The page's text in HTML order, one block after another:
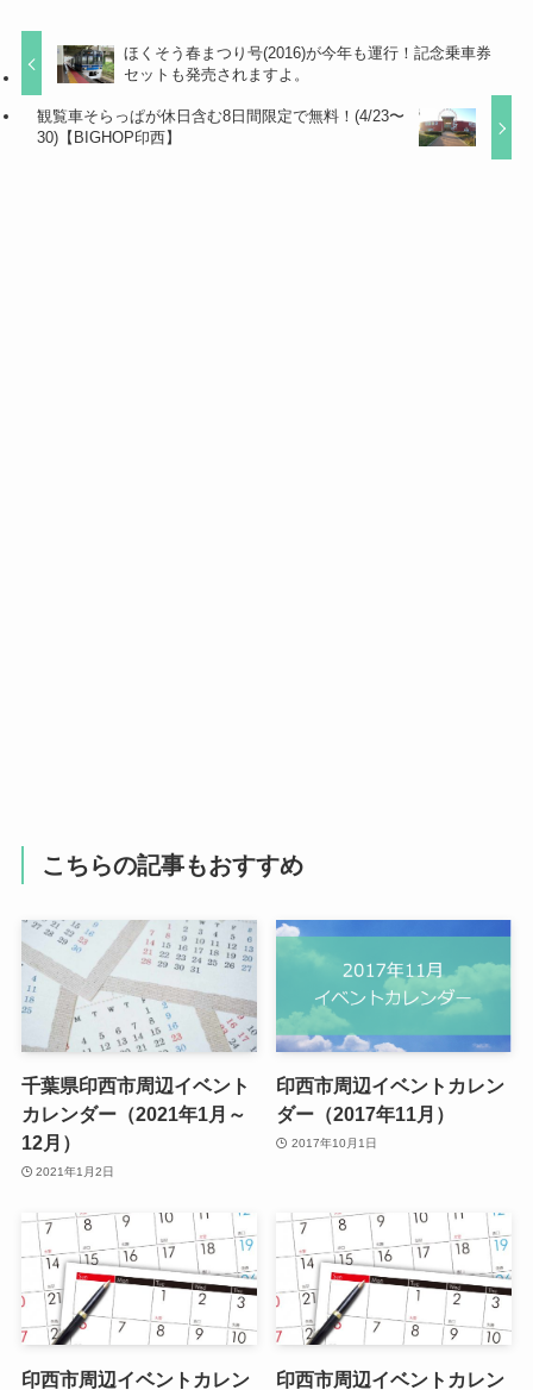
ほくそう春まつり号(2016)が今年も運行！記念乗車券
セットも発売されますよ。
観覧車そらっぱが休日含む8日間限定で無料！(4/23〜
30)【BIGHOP印西】
こちらの記事もおすすめ
千葉県印西市周辺イベント
カレンダー（2021年1月～
12月）
2021年1月2日
印西市周辺イベントカレン
ダー（2017年11月）
2017年10月1日
印西市周辺イベントカレン 印西市周辺イベントカレン